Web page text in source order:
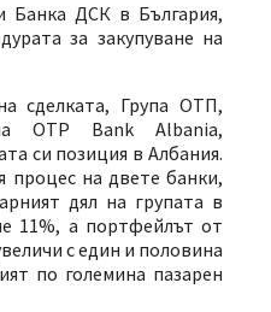
Банка ДСК в България,
за закупуване на
сделката, Група ОТП,
OTP Bank Albania,
си позиция в Албания.
процес на двете банки,
дял на групата в
11%, а портфейлът от
с един и половина
по големина пазарен